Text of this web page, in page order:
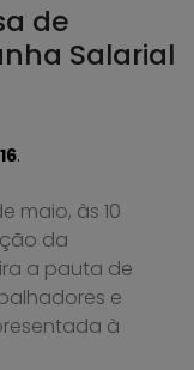
de
Salarial
.
maio, às 10
da
a pauta de
e
à